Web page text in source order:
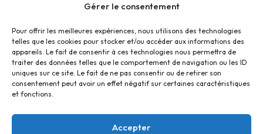
Gérer le consentement
Pour offrir les meilleures expériences, nous utilisons des technologies
telles que les cookies pour stocker et/ou accéder aux informations des
appareils. Le fait de consentir à ces technologies nous permettra de
traiter des données telles que le comportement de navigation ou les ID
uniques sur ce site. Le fait de ne pas consentir ou de retirer son
consentement peut avoir un effet négatif sur certaines caractéristiques
et fonctions.
Accepter